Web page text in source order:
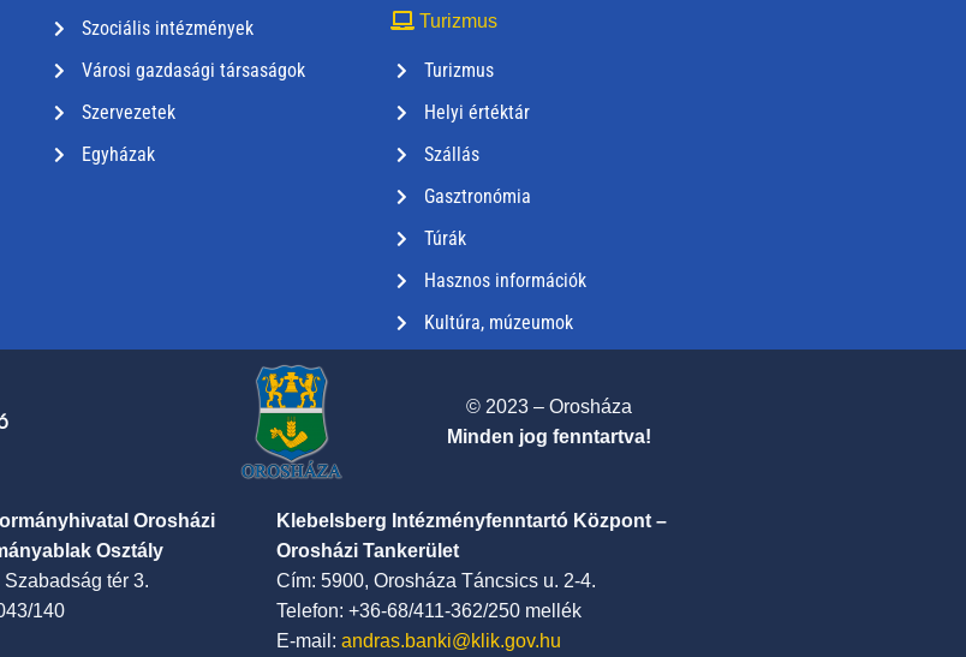
Szociális intézmények
Városi gazdasági társaságok
Szervezetek
Egyházak
Turizmus
Turizmus
Helyi értéktár
Szállás
Gasztronómia
Túrák
Hasznos információk
Kultúra, múzeumok
© 2023 – Orosháza
Minden jog fenntartva!
Orosházi
Osztály
tér 3.
140
Klebelsberg Intézményfenntartó Központ –
Orosházi Tankerület
Cím: 5900, Orosháza Táncsics u. 2-4.
Telefon: +36-68/411-362/250 mellék
E-mail: andras.banki@klik.gov.hu